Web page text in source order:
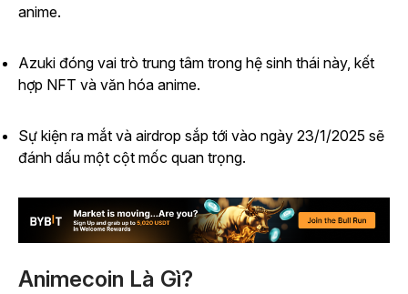
anime.
Azuki đóng vai trò trung tâm trong hệ sinh thái này, kết
hợp NFT và văn hóa anime.
Sự kiện ra mắt và airdrop sắp tới vào ngày 23/1/2025 sẽ
đánh dấu một cột mốc quan trọng.
Animecoin Là Gì?